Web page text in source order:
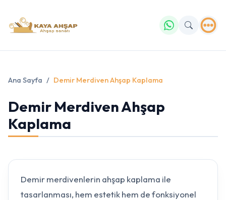
Ana Sayfa Demir Merdiven Ahşap Kaplama
Demir Merdiven Ahşap
Kaplama
Demir merdivenlerin ahşap kaplama ile
tasarlanması, hem estetik hem de fonksiyonel